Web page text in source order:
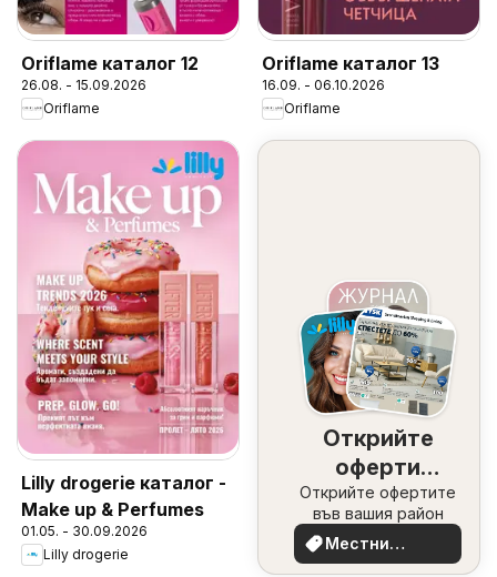
Oriflame каталог 12
26.08. - 15.09.2026
Oriflame
Oriflame каталог 13
16.09. - 06.10.2026
Oriflame
Lilly drogerie каталог -
Make up & Perfumes
01.05. - 30.09.2026
Lilly drogerie
Открийте
оферти
наблизо
Открийте офертите
във вашия район
Местни
оферти